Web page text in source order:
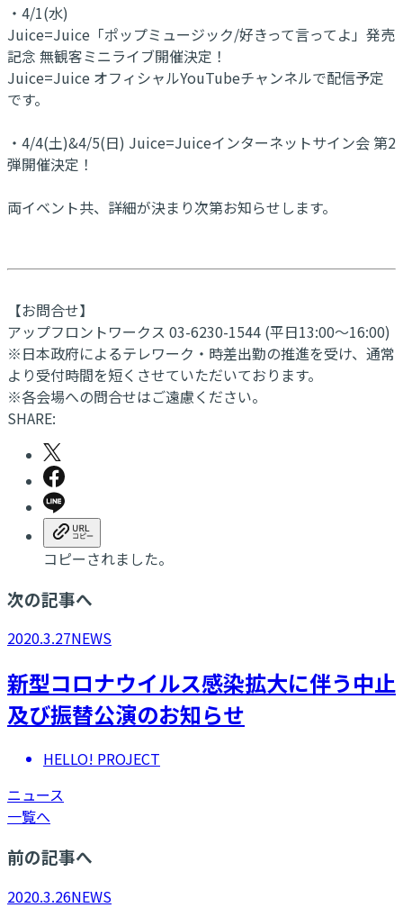
・4/1(水)
Juice=Juice「ポップミュージック/好きって言ってよ」発売
記念 無観客ミニライブ開催決定！
Juice=Juice オフィシャルYouTubeチャンネルで配信予定
です。
・4/4(土)&4/5(日) Juice=Juiceインターネットサイン会 第2
弾開催決定！
両イベント共、詳細が決まり次第お知らせします。
【お問合せ】
アップフロントワークス 03-6230-1544 (平日13:00～16:00)
※日本政府によるテレワーク・時差出勤の推進を受け、通常
より受付時間を短くさせていただいております。
※各会場への問合せはご遠慮ください。
SHARE:
コピーされました。
次の記事へ
2020.3.27NEWS
​新型コロナウイルス感染拡大に伴う中止
及び振替公演のお知らせ
HELLO! PROJECT
ニュース
一覧へ
前の記事へ
2020.3.26NEWS